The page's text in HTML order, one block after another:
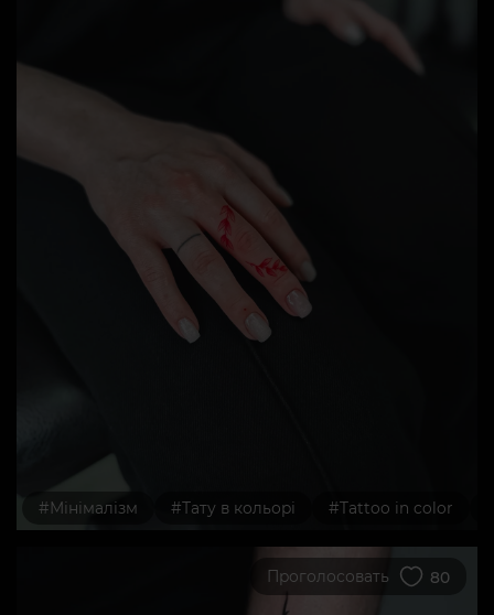
#Мінімалізм #Тату в кольорі #Tattoo in color
Проголосовать 80